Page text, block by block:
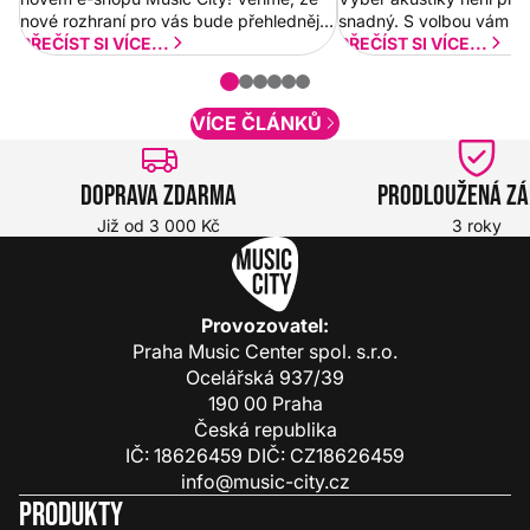
nové rozhraní pro vás bude přehlednější
a rychlejší. Postupně budeme přidávat
PŘEČÍST SI VÍCE...
snadný. S volbou vám
PŘEČÍST SI VÍCE...
VÍCE ČLÁNKŮ
Doprava zdarma
Již od 3 000 Kč
Prodloužená
3 roky
Provozovatel:
Praha Music Center spol. s.r.o.
Ocelářská 937/39
190 00 Praha
Česká republika
IČ: 18626459 DIČ: CZ18626459
info@music-city.cz
Produkty